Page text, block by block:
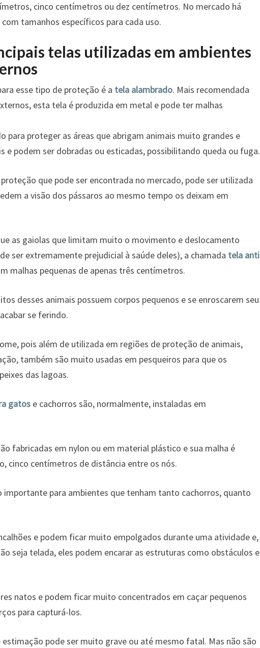
cinco centímetros ou dez centímetros. No mercado há
tamanhos específicos para cada uso.
telas utilizadas em ambientes
esse tipo de proteção é a tela alambrado. Mais recomendada
esta tela é produzida em metal e pode ter malhas
para proteger as áreas que abrigam animais muito grandes e
e podem ser dobradas ou esticadas, possibilitando queda ou fuga.
que pode ser encontrada no mercado, pode ser utilizada
a visão dos pássaros ao mesmo tempo os deixam em
as gaiolas que limitam muito o movimento e deslocamento
ser extremamente prejudicial à saúde deles), a chamada tela anti
malhas pequenas de apenas três centímetros.
desses animais possuem corpos pequenos e se enroscarem seu
se ferindo.
pois além de utilizada em regiões de proteção de animais,
também são muito usadas em pesqueiros para que os
das lagoas.
gatos e cachorros são, normalmente, instaladas em
fabricadas em nylon ou em material plástico e sua malha é
cinco centímetros de distância entre os nós.
importante para ambientes que tenham tanto cachorros, quanto
e podem ficar muito empolgados durante uma atividade e,
seja telada, eles podem encarar as estruturas como obstáculos e
natos e podem ficar muito concentrados em caçar pequenos
para capturá-los.
estimação pode ser muito grave ou até mesmo fatal. Mas não são